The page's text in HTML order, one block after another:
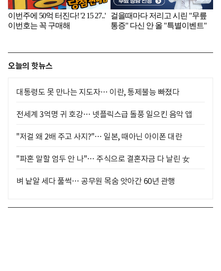
오늘의 핫뉴스
대통령도 못 만나는 지도자… 이란, 통제불능 빠졌다
전세계 3억명 귀 호강… 넷플릭스급 돌풍 일으킨 음악 앱
"저걸 왜 2배 주고 사지?"… 일본, 때아닌 아이폰 대란
"파혼 말할 엄두 안 나"… 주식으로 결혼자금 다 날린 女
벼 낱알 세다 풀썩… 공무원 목숨 앗아간 60년 관행